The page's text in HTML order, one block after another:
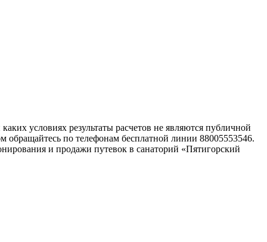
условиях результаты расчетов не являются публичной
обращайтесь по телефонам бесплатной линии 88005553546.
и продажи путевок в санаторий «Пятигорский